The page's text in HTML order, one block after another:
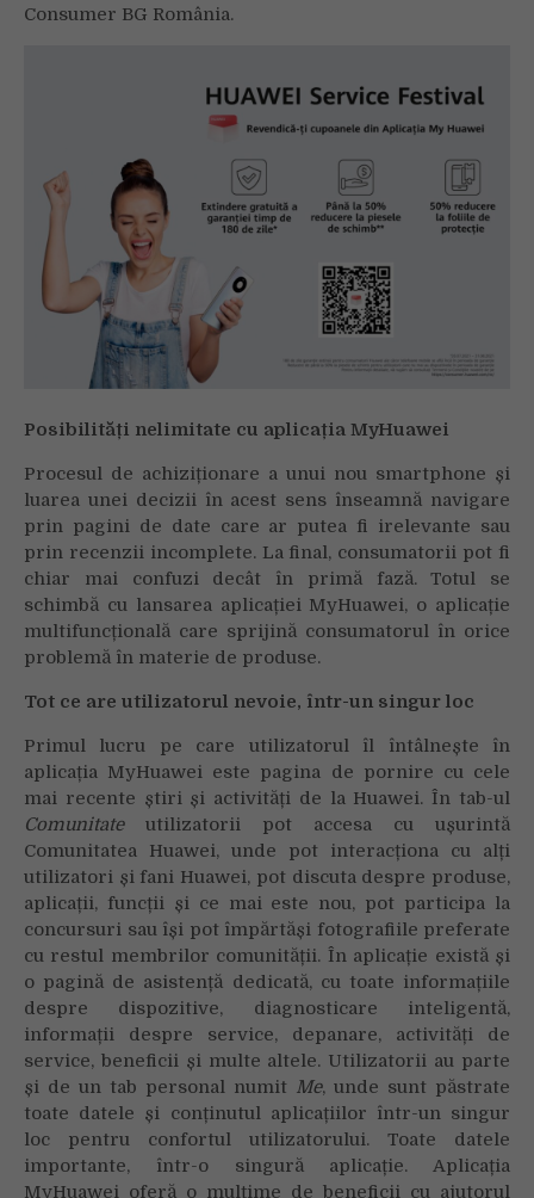
Consumer BG România.
Posibilități nelimitate cu aplicația MyHuawei
Procesul de achiziționare a unui nou smartphone și
luarea unei decizii în acest sens înseamnă navigare
prin pagini de date care ar putea fi irelevante sau
prin recenzii incomplete. La final, consumatorii pot fi
chiar mai confuzi decât în primă fază. Totul se
schimbă cu lansarea aplicației MyHuawei, o aplicație
multifuncțională care sprijină consumatorul în orice
problemă în materie de produse.
Tot ce are utilizatorul nevoie, într-un singur loc
Primul lucru pe care utilizatorul îl întâlnește în
aplicația MyHuawei este pagina de pornire cu cele
mai recente știri și activități de la Huawei. În tab-ul
Comunitateutilizatorii pot accesa cu ușurintă
Comunitatea Huawei, unde pot interacționa cu alți
utilizatori și fani Huawei, pot discuta despre produse,
aplicații, funcții și ce mai este nou, pot participa la
concursuri sau își pot împărtăși fotografiile preferate
cu restul membrilor comunității. În aplicație există și
o pagină de asistență dedicată, cu toate informațiile
despre dispozitive, diagnosticare inteligentă,
informații despre service, depanare, activități de
service, beneficii și multe altele. Utilizatorii au parte
și de un tab personal numit Me, unde sunt păstrate
toate datele și conținutul aplicațiilor într-un singur
loc pentru confortul utilizatorului. Toate datele
importante, într-o singură aplicație. Aplicația
MyHuawei oferă o mulțime de beneficii cu ajutorul